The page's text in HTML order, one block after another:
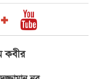
কবীর